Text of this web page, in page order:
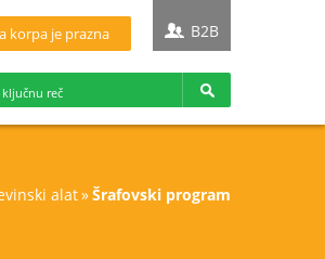
alat» šrafovski program
korpa je prazna B2B